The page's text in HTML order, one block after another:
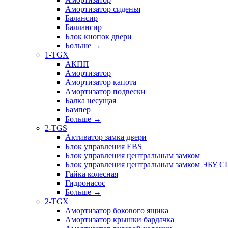
Амортизатор сиденья
Балансир
Баллансир
Блок кнопок двери
Больше →
1-TGX
АКПП
Амортизатор
Амортизатор капота
Амортизатор подвески
Балка несущая
Бампер
Больше →
2-TGS
Активатор замка двери
Блок управления EBS
Блок управления центральным замком
Блок управления центральным замком ЭБУ
Гайка колесная
Гидронасос
Больше →
2-TGX
Амортизатор бокового ящика
Амортизатор крышки бардачка